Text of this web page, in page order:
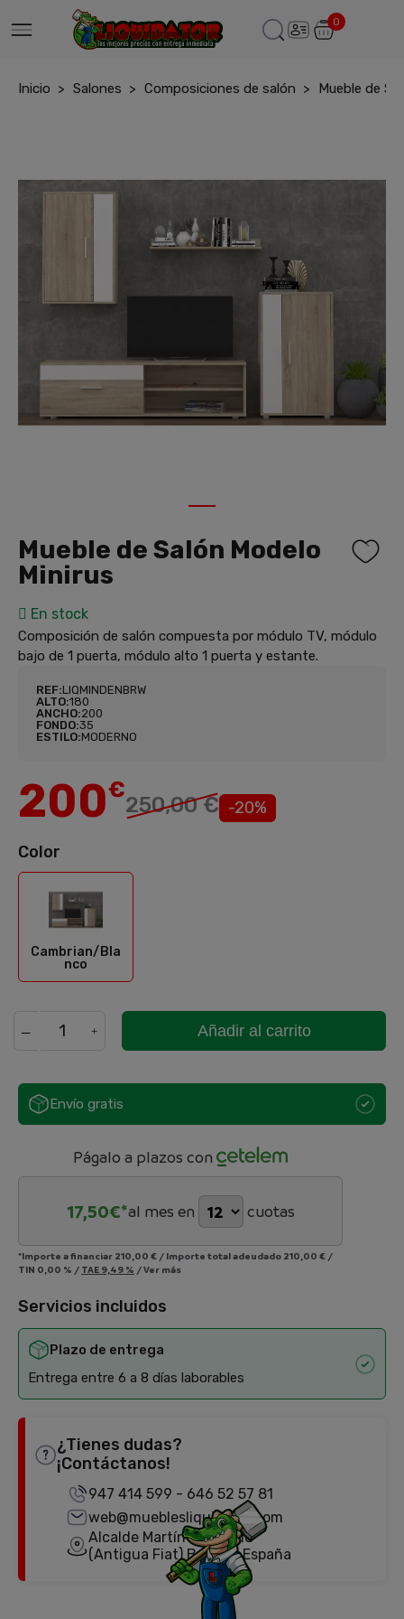
0
Inicio Salones Composiciones de salón Mueble de
Mueble de Salón Modelo
Minirus
En stock
Composición de salón compuesta por módulo TV, módulo
bajo de 1 puerta, módulo alto 1 puerta y estante.
REF:LIQMINDENBRW
ALTO:180
ANCHO:200
FONDO:35
ESTILO:MODERNO
200€
250,00 € -20%
Color
Cambrian/Bla
nco
Cambrian/Blanco
Añadir al carrito
Envío gratis
Págalo a plazos con
17,50€*al mes en cuotas
*Importe a financiar 210,00 € / Importe total adeudado 210,00 € /
TIN 0,00 % / TAE 9,49 % /Ver más
Servicios incluidos
Plazo de entrega
Entrega entre 6 a 8 días laborables
¿Tienes dudas?
¡Contáctanos!
947 414 599 - 646 52 57 81
web@mueblesliquidator.com
Alcalde Martín Cobos, 18
(Antigua Fiat) Burgos, España